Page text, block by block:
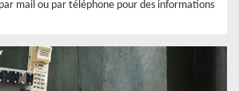
mail ou par téléphone pour des informations